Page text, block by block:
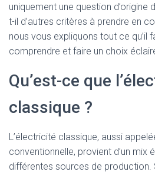
uniquement une question
t-il d’autres critères à prendre en
nous vous expliquons tout ce qu’il
comprendre et faire un choix
Qu’est-ce que
classique ?
L’électricité classique, aussi
conventionnelle, provient d’un mix
différentes sources de production.